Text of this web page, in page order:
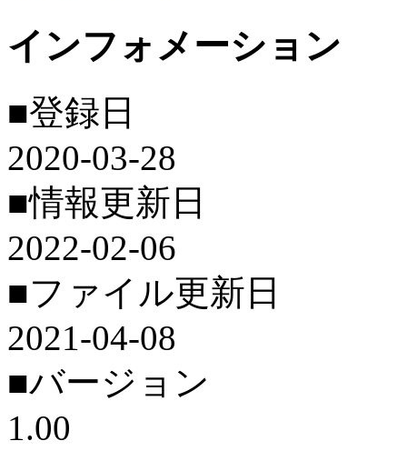
インフォメーション
■登録日
2020-03-28
■情報更新日
2022-02-06
■ファイル更新日
2021-04-08
■バージョン
1.00